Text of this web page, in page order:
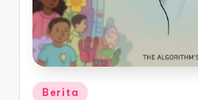
Posted
Berita